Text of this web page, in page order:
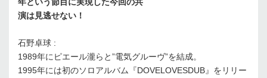
演は見逃せない！
石野卓球 :
1989年にピエール瀧らと”電気グルーヴ”を結成。
1995年には初のソロアルバム『DOVELOVESDUB』をリリー